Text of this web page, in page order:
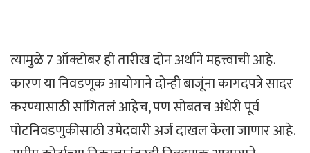
त्यामुळे 7 ऑक्टोबर ही तारीख दोन अर्थाने महत्त्वाची आहे.
कारण या निवडणूक आयोगाने दोन्ही बाजूंना कागदपत्रे सादर
करण्यासाठी सांगितलं आहेच, पण सोबतच अंधेरी पूर्व
पोटनिवडणुकीसाठी उमेदवारी अर्ज दाखल केला जाणार आहे.